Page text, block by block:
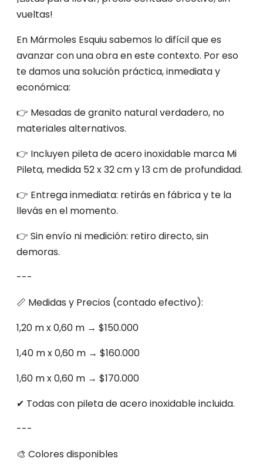
vueltas!
En Mármoles Esquiu sabemos lo difícil que es
avanzar con una obra en este contexto. Por eso
te damos una solución práctica, inmediata y
económica:
👉 Mesadas de granito natural verdadero, no
materiales alternativos.
👉 Incluyen pileta de acero inoxidable marca Mi
Pileta, medida 52 x 32 cm y 13 cm de profundidad.
👉 Entrega inmediata: retirás en fábrica y te la
llevás en el momento.
👉 Sin envío ni medición: retiro directo, sin
demoras.
---
📏 Medidas y Precios (contado efectivo):
1,20 m x 0,60 m → $150.000
1,40 m x 0,60 m → $160.000
1,60 m x 0,60 m → $170.000
✔ Todas con pileta de acero inoxidable incluida.
---
🎨 Colores disponibles